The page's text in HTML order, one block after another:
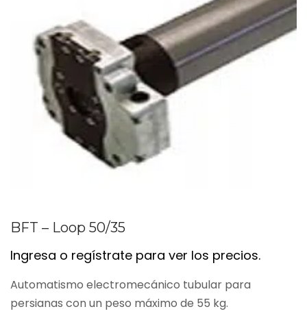
BFT – Loop 50/35
Ingresa o regístrate para ver los precios.
Automatismo electromecánico tubular para
persianas con un peso máximo de 55 kg.